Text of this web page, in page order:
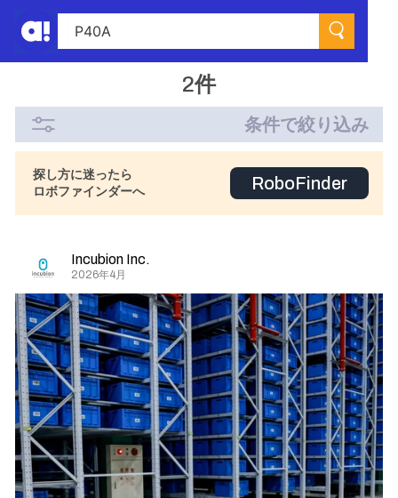
2件
条件で絞り込み
探し方に迷ったら
ロボファインダーへ
RoboFinder
Incubion Inc.
2026年4月